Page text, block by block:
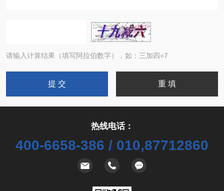
请输入计算结果（填写阿拉伯数字），如：三加四=7
热线电话：
400-6658-386 / 010,87712860